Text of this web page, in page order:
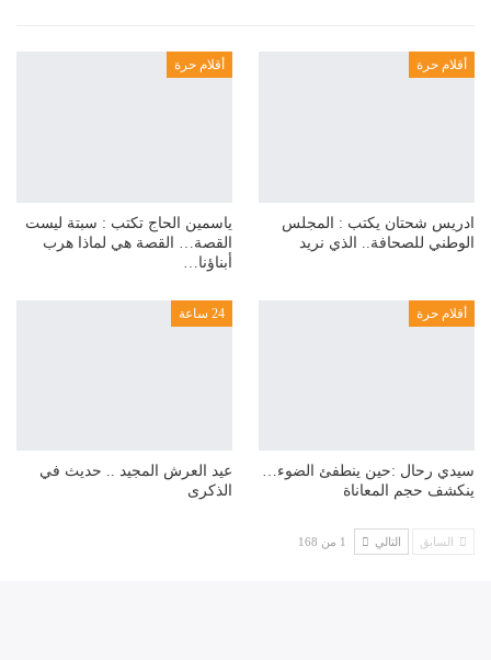
أقلام حرة
ادريس شحتان يكتب : المجلس
الوطني للصحافة.. الذي نريد
أقلام حرة
ياسمين الحاج تكتب : سبتة ليست
القصة… القصة هي لماذا هرب
أبناؤنا…
أقلام حرة
سيدي رحال :حين ينطفئ الضوء…
ينكشف حجم المعاناة
24 ساعة
عيد العرش المجيد .. حديث في
الذكرى
السابق التالي 1 من 168